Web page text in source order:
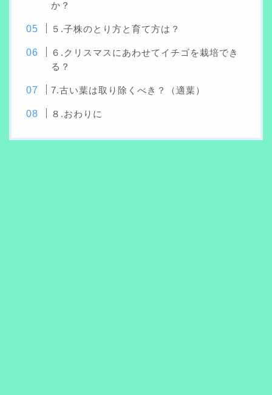
か？
５.子株のとり方と育て方は？
６.クリスマスにあわせてイチゴを栽培でき
る？
7.古い葉は取り除くべき？（適葉）
８.おわりに